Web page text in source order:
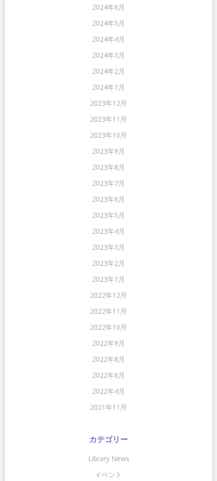
2024年6月
2024年5月
2024年4月
2024年3月
2024年2月
2024年1月
2023年12月
2023年11月
2023年10月
2023年9月
2023年8月
2023年7月
2023年6月
2023年5月
2023年4月
2023年3月
2023年2月
2023年1月
2022年12月
2022年11月
2022年10月
2022年9月
2022年8月
2022年6月
2022年4月
2021年11月
カテゴリー
Library News
イベント